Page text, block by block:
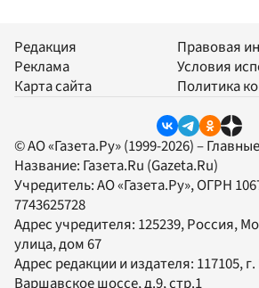
Редакция
Реклама
Карта сайта
Правовая
Условия
Политика
© АО «Газета.Ру» (1999-2026) –
Название: Газета.Ru (Gazeta.Ru)
Учредитель:АО «Газета.Ру», ОГРН
7743625728
Адрес учредителя: 125239, Россия,
улица, дом 67
Адрес редакции и издателя: 117105, г.
Варшавское шоссе, д.9, стр.1